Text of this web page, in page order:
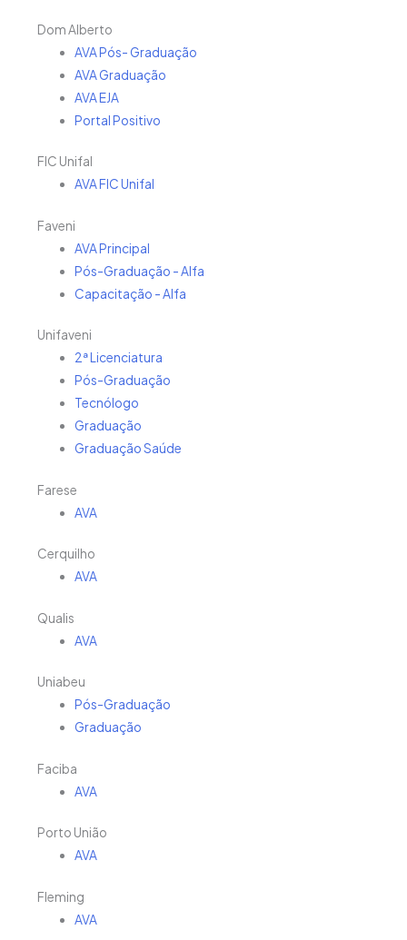
Dom Alberto
AVA Pós- Graduação
AVA Graduação
AVA EJA
Portal Positivo
FIC Unifal
AVA FIC Unifal
Faveni
AVA Principal
Pós-Graduação - Alfa
Capacitação - Alfa
Unifaveni
2ª Licenciatura
Pós-Graduação
Tecnólogo
Graduação
Graduação Saúde
Farese
AVA
Cerquilho
AVA
Qualis
AVA
Uniabeu
Pós-Graduação
Graduação
Faciba
AVA
Porto União
AVA
Fleming
AVA